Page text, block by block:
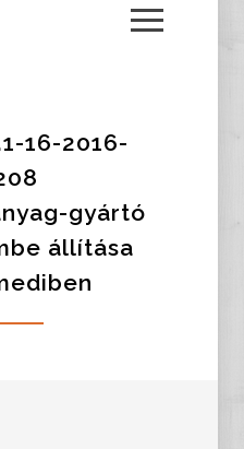
16-2016-
gyártó
állítása